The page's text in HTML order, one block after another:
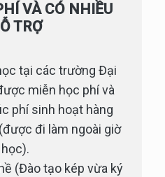
VÀ CÓ NHIỀU
TRỢ
tại các trường Đại
miễn học phí và
phí sinh hoạt hàng
đi làm ngoài giờ
học).
(Đào tạo kép vừa ký